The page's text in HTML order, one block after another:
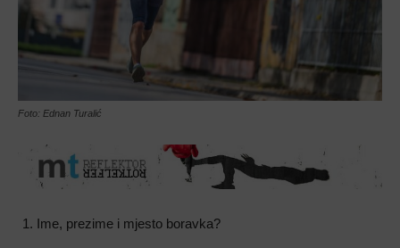
Foto: Ednan Turalić
Ime, prezime i mjesto boravka?